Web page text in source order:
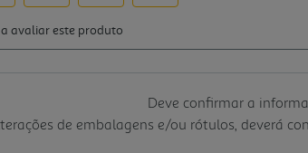
Deve confirmar a
de embalagens e/ou rótulos, deverá